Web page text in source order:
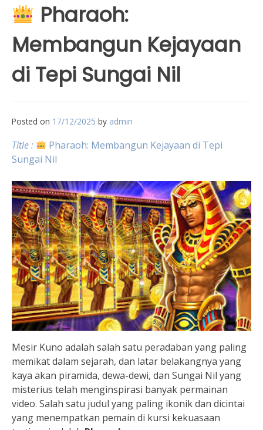
Pharaoh:
Membangun Kejayaan
di Tepi Sungai Nil
Posted on 17/12/2025 by admin
Title :
Pharaoh: Membangun Kejayaan di Tepi
Sungai Nil
Mesir Kuno adalah salah satu peradaban yang paling
memikat dalam sejarah, dan latar belakangnya yang
kaya akan piramida, dewa-dewi, dan Sungai Nil yang
misterius telah menginspirasi banyak permainan
video. Salah satu judul yang paling ikonik dan dicintai
yang menempatkan pemain di kursi kekuasaan